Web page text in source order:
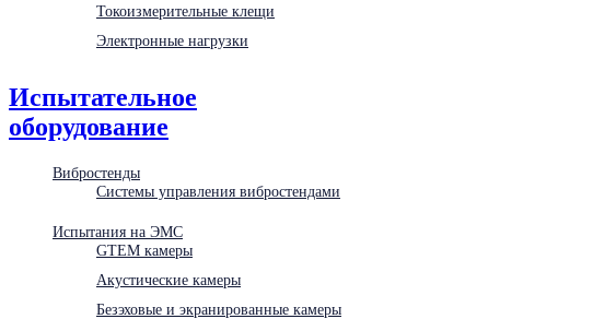
Токоизмерительные клещи
Электронные нагрузки
Испытательное
оборудование
Вибростенды
Системы управления вибростендами
Испытания на ЭМС
GTEM камеры
Акустические камеры
Безэховые и экранированные камеры